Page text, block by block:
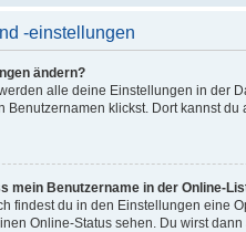
-einstellungen
ändern?
alle deine Einstellungen in der
Benutzernamen klickst. Dort kannst du
mein Benutzername in der Online-
findest du in den Einstellungen eine
Online-Status sehen. Du wirst